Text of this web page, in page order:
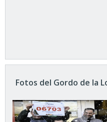
Fotos del Gordo de la